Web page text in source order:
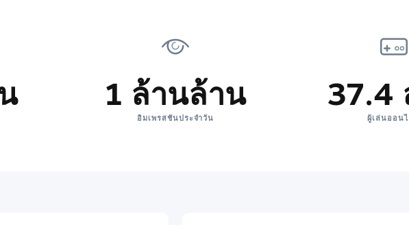
1 ล้านล้าน
อิมเพรสชันประจำวัน
37.4
ผู้เล่นออน